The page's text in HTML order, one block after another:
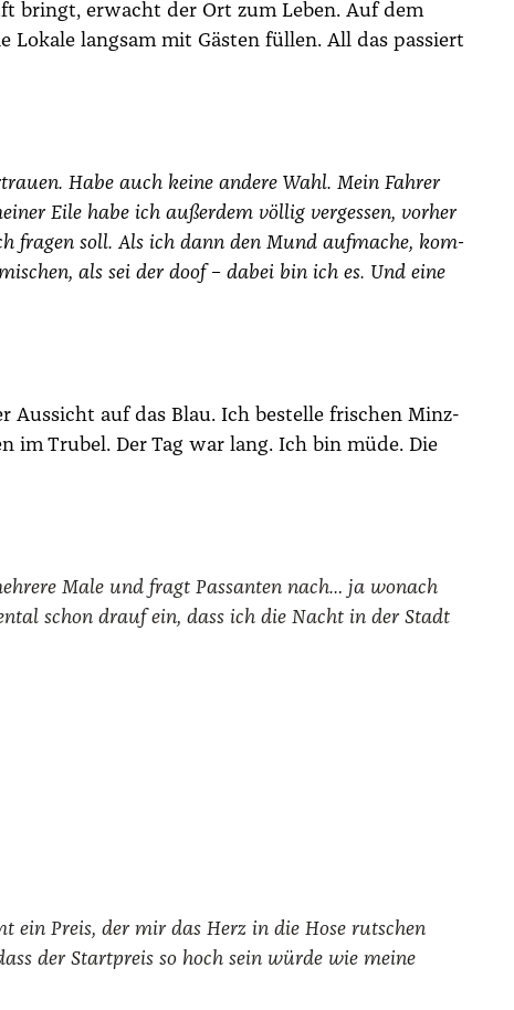
bringt, erwacht der Ort zum Leben. Auf dem
lang­sam mit Gäs­ten fül­len. All das pas­siert
Habe auch kei­ne ande­re Wahl. Mein Fah­rer
Eile habe ich außer­dem völ­lig ver­ges­sen, vor­her
fra­gen soll. Als ich dann den Mund auf­ma­che, kom­
als sei der doof – dabei bin ich es. Und eine
Aus­sicht auf das Blau. Ich bestel­le fri­schen Minz­
im Tru­bel. Der Tag war lang. Ich bin müde. Die
Male und fragt Pas­san­ten nach… ja wonach
schon drauf ein, dass ich die Nacht in der Stadt
ein Preis, der mir das Herz in die Hose rut­schen
der Start­preis so hoch sein wür­de wie mei­ne